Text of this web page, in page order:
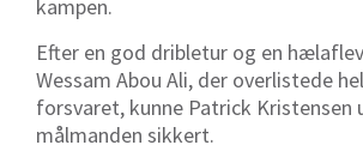
kampen.
Efter en god dribletur og en
Wessam Abou Ali, der overlistede
forsvaret, kunne Patrick Kristensen
målmanden sikkert.